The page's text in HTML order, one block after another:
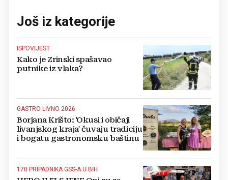
Još iz kategorije
ISPOVIJEST
Kako je Zrinski spašavao
putnike iz vlaka?
GASTRO LIVNO 2026
Borjana Krišto: 'Okusi i običaji
livanjskog kraja' čuvaju tradiciju
i bogatu gastronomsku baštinu
170 PRIPADNIKA GSS-A U BIH